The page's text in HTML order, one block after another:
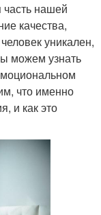
нашей
качества,
уникален,
можем узнать
что именно
и как это